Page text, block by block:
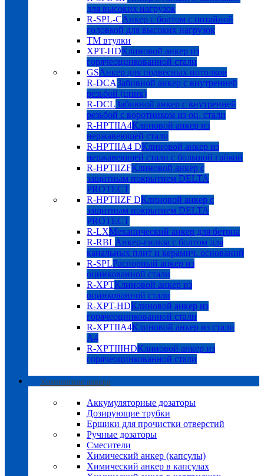
для высоких нагрузок
R-SPL-CАнкер с болтом с потайной
головкой для высоких нагрузок
TM втулки
XPT-HDКлиновой анкер из
горячеоцинкованной стали
GSАнкер для подвесных потолков
R-DCAЗабивной анкер с внутренней
резьбой (цинк)
R-DCLЗабивной анкер с внутренней
резьбой с воротником из оц. стали
R-HPTIIA4Клиновой анкер из
нержавеющей стали
R-HPTIIA4 DКлиновой анкер из
нержавеющей стали с большой гайкой
R-HPTIIZFКлиновой анкер с
защитным покрытием DELTA
PROTECT
R-HPTIIZF DКлиновой анкер с
защитным покрытием DELTA
PROTECT
R-LXМеханический анкер для бетона
R-RBLАнкер-гильза с болтом для
канальных плит и керамич. оснований
R-SPLРаспорный анкер из
оцинкованной стали
R-XPTКлиновой анкер из
оцинкованной стали
R-XPT-HDКлиновой анкер из
горячеоцинкованной стали
R-XPTIIA4Клиновой анкер из стали
А4
R-XPTIIIHDКлиновой анкер из
горячеоцинкованной стали
Химические анкера
Аккумуляторные дозаторы
Дозирующие трубки
Ершики для прочистки отверстий
Ручные дозаторы
Смесители
Химический анкер (капсулы)
Химический анкер в капсулах